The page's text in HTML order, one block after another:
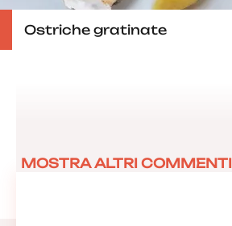
Ostriche gratinate
MOSTRA ALTRI COMMENTI